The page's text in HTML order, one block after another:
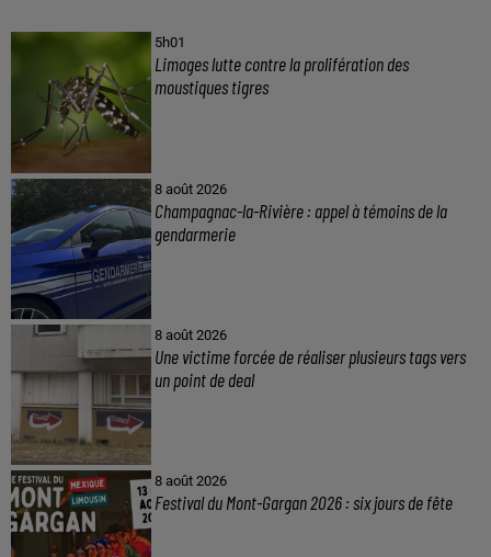
5h01
Limoges lutte contre la prolifération des
moustiques tigres
8 août 2026
Champagnac-la-Rivière : appel à témoins de la
gendarmerie
8 août 2026
Une victime forcée de réaliser plusieurs tags vers
un point de deal
8 août 2026
Festival du Mont-Gargan 2026 : six jours de fête